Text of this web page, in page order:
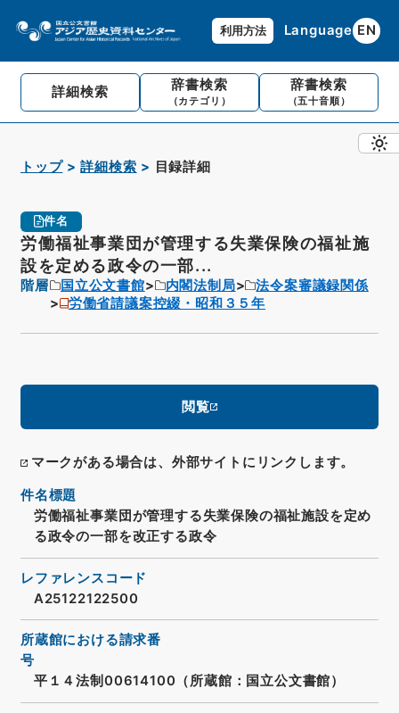
利用方法 Language EN
詳細検索 辞書検索
（カテゴリ）
辞書検索
（五十音順）
トップ 詳細検索 目録詳細
件名
労働福祉事業団が管理する失業保険の福祉施
設を定める政令の一部...
階層 国立公文書館 内閣法制局
法令案審議録関係
労働省請議案控綴・昭和３５年
閲覧
マークがある場合は、外部サイトにリンクします。
件名標題
労働福祉事業団が管理する失業保険の福祉施設を定め
る政令の一部を改正する政令
レファレンスコード
A25122122500
所蔵館における請求番
号
平１４法制00614100（所蔵館：国立公文書館）